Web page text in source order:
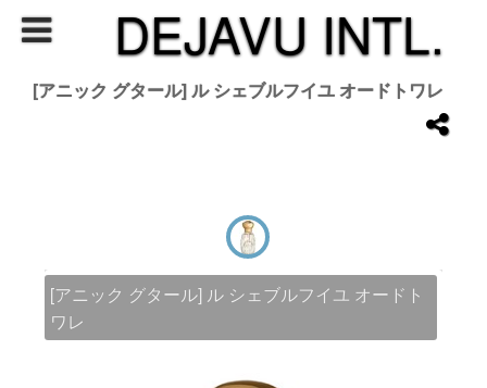
DEJAVU INTL.
[アニック グタール] ル シェブルフイユ オードトワレ
[アニック グタール] ル シェブルフイユ オードト
ワレ